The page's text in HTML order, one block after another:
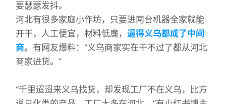
要瑟瑟发抖。
河北有很多家庭小作坊，只要进两台机器全家就能
开干，人工便宜，材料低廉， 逼得义乌都成了中间
商。 有网友爆料：“义乌商家实在干不过了都从河北
商家进货。”
“千里迢迢来义乌找货，却发现工厂不在义乌，比方